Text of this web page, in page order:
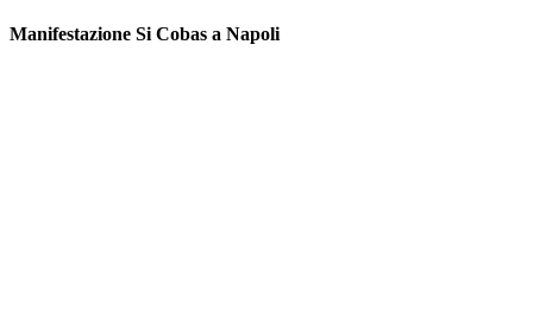
Manifestazione Si Cobas a Napoli